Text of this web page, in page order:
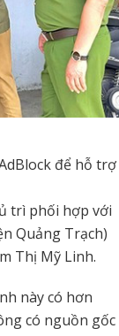
để hỗ trợ
trì phối hợp với
Quảng Trạch)
Thị Mỹ Linh.
này có hơn
có nguồn gốc